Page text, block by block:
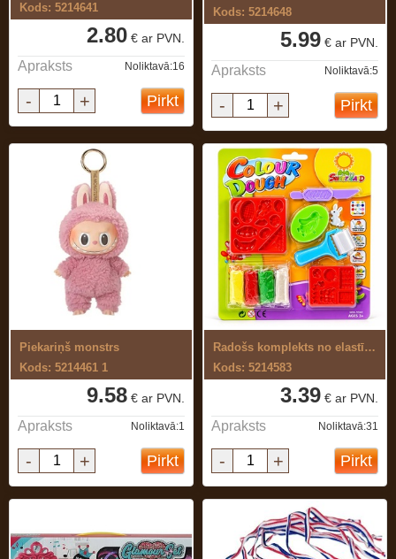
Kods: 5214641
2.80 € ar PVN.
Apraksts Noliktavā:16
- + Pirkt
Kods: 5214648
5.99 € ar PVN.
Apraksts Noliktavā:5
- + Pirkt
Piekariņš monstrs
Kods: 5214461 1
9.58 € ar PVN.
Apraksts Noliktavā:1
- + Pirkt
Radošs komplekts no elastīgas, ...
Kods: 5214583
3.39 € ar PVN.
Apraksts Noliktavā:31
- + Pirkt